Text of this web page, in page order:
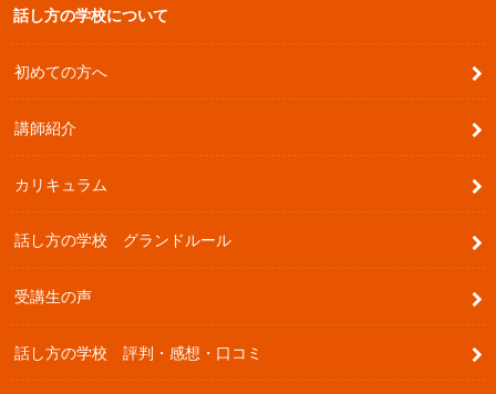
話し方の学校について
初めての方へ
講師紹介
カリキュラム
話し方の学校 グランドルール
受講生の声
話し方の学校 評判・感想・口コミ